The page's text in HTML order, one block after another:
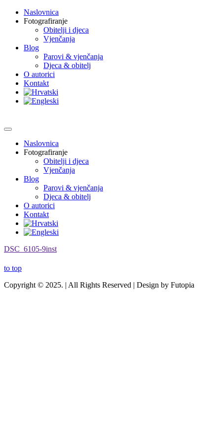
Naslovnica
Fotografiranje
Obitelji i djeca
Vjenčanja
Blog
Parovi & vjenčanja
Djeca & obitelj
O autorici
Kontakt
Naslovnica
Fotografiranje
Obitelji i djeca
Vjenčanja
Blog
Parovi & vjenčanja
Djeca & obitelj
O autorici
Kontakt
DSC_6105-9inst
to top
Copyright © 2025. | All Rights Reserved | Design by Futopia